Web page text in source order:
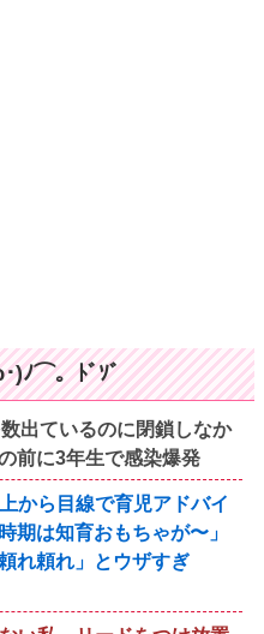
)ﾉ⌒。ﾄﾞｿﾞ
出ているのに閉鎖しなか
前に3年生で感染爆発
から目線で育児アドバイ
期は知育おもちゃが〜」
れ頼れ」とウザすぎ